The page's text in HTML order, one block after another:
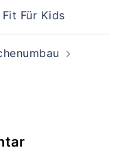
Für Kids